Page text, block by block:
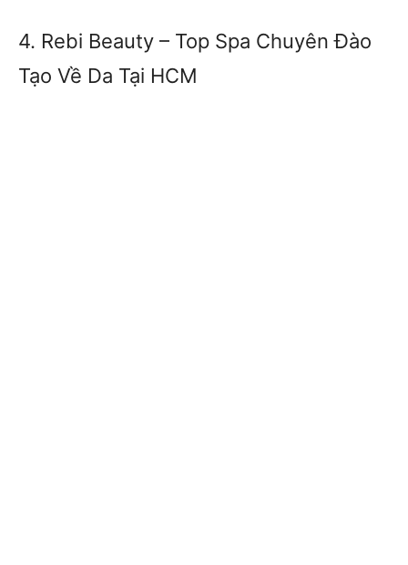
4. Rebi Beauty – Top Spa Chuyên Đào
Tạo Về Da Tại HCM